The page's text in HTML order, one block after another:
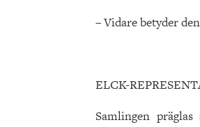
– Vidare betyder
ELCK-
Samlingen